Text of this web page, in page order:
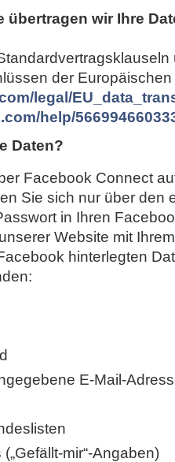
übertragen wir Ihre
der
legal/
help/
Daten?
Facebook Connect
Sie sich nur über den
in Ihren
Website mit
hinterlegten
E-Mail-
mir“-Angaben)